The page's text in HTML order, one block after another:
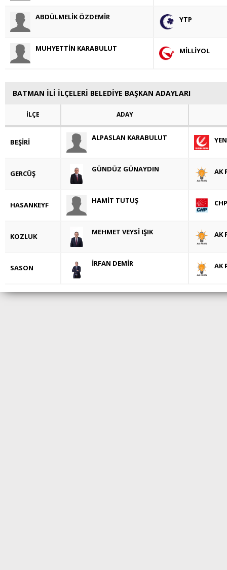
ABDÜLMELİK ÖZDEMİR YTP
MUHYETTİN KARABULUT MİLLİYOL
BATMAN İLİ İLÇELERİ BELEDİYE BAŞKAN ADAYLARI
İLÇE ADAY
BEŞİRİ ALPASLAN KARABULUT
GERCÜŞ GÜNDÜZ GÜNAYDIN AK
HASANKEYF HAMİT TUTUŞ CHP
KOZLUK MEHMET VEYSİ IŞIK AK
SASON İRFAN DEMİR AK